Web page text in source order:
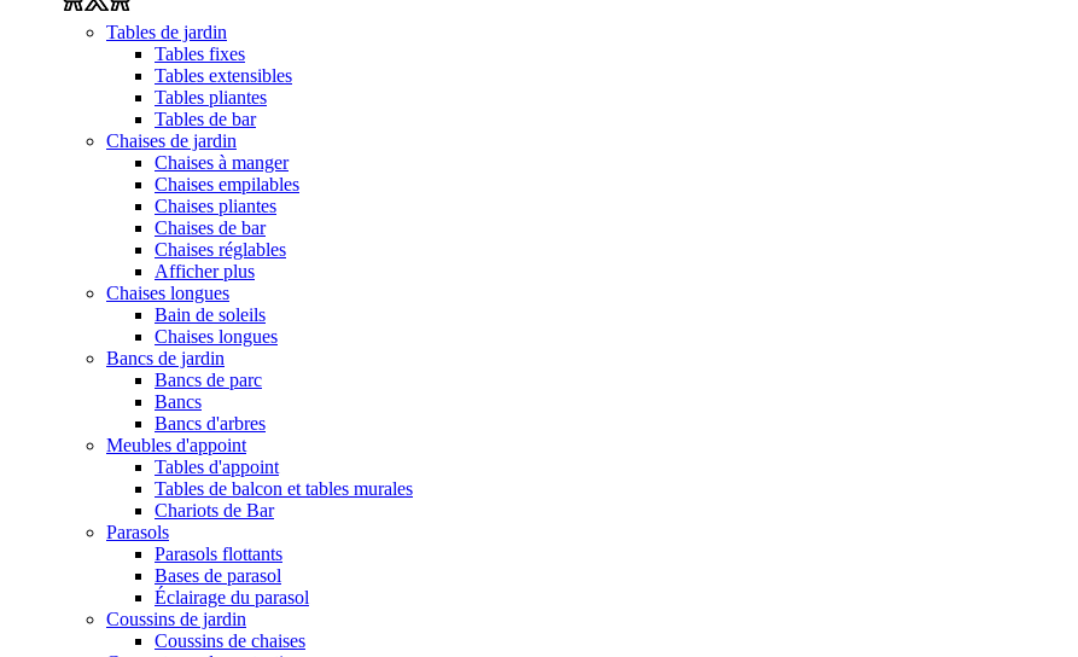
Tables de jardin
Tables fixes
Tables extensibles
Tables pliantes
Tables de bar
Chaises de jardin
Chaises à manger
Chaises empilables
Chaises pliantes
Chaises de bar
Chaises réglables
Afficher plus
Chaises longues
Bain de soleils
Chaises longues
Bancs de jardin
Bancs de parc
Bancs
Bancs d'arbres
Meubles d'appoint
Tables d'appoint
Tables de balcon et tables murales
Chariots de Bar
Parasols
Parasols flottants
Bases de parasol
Éclairage du parasol
Coussins de jardin
Coussins de chaises